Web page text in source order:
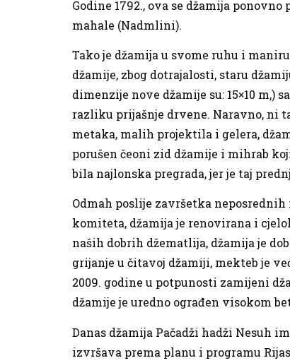
Godine 1792., ova se džamija
mahale (Nadmlini).
Tako je džamija u svome ruhu i
džamije, zbog dotrajalosti, staru
dimenzije nove džamije su: 15×10
razliku prijašnje drvene. Naravno, ni
metaka, malih projektila i gelera,
porušen čeoni zid džamije i mihrab
bila najlonska pregrada, jer je taj
Odmah poslije završetka
komiteta, džamija je renovirana i
naših dobrih džematlija, džamija je
grijanje u čitavoj džamiji, mekteb je
2009. godine u potpunosti zamijeni
džamije je uredno ograđen visokom
Danas džamija Pačadži hadži Nesuh
izvršava prema planu i programu